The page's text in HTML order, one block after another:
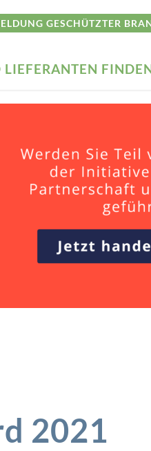
GESCHÜTZTER
2021